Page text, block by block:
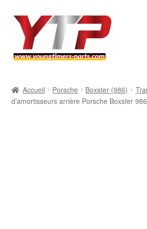
Aller
navigation
Aller
contenu
BMW
Accueil Porsche Boxster (986)
d’amortisseurs arrière Porsche Boxster